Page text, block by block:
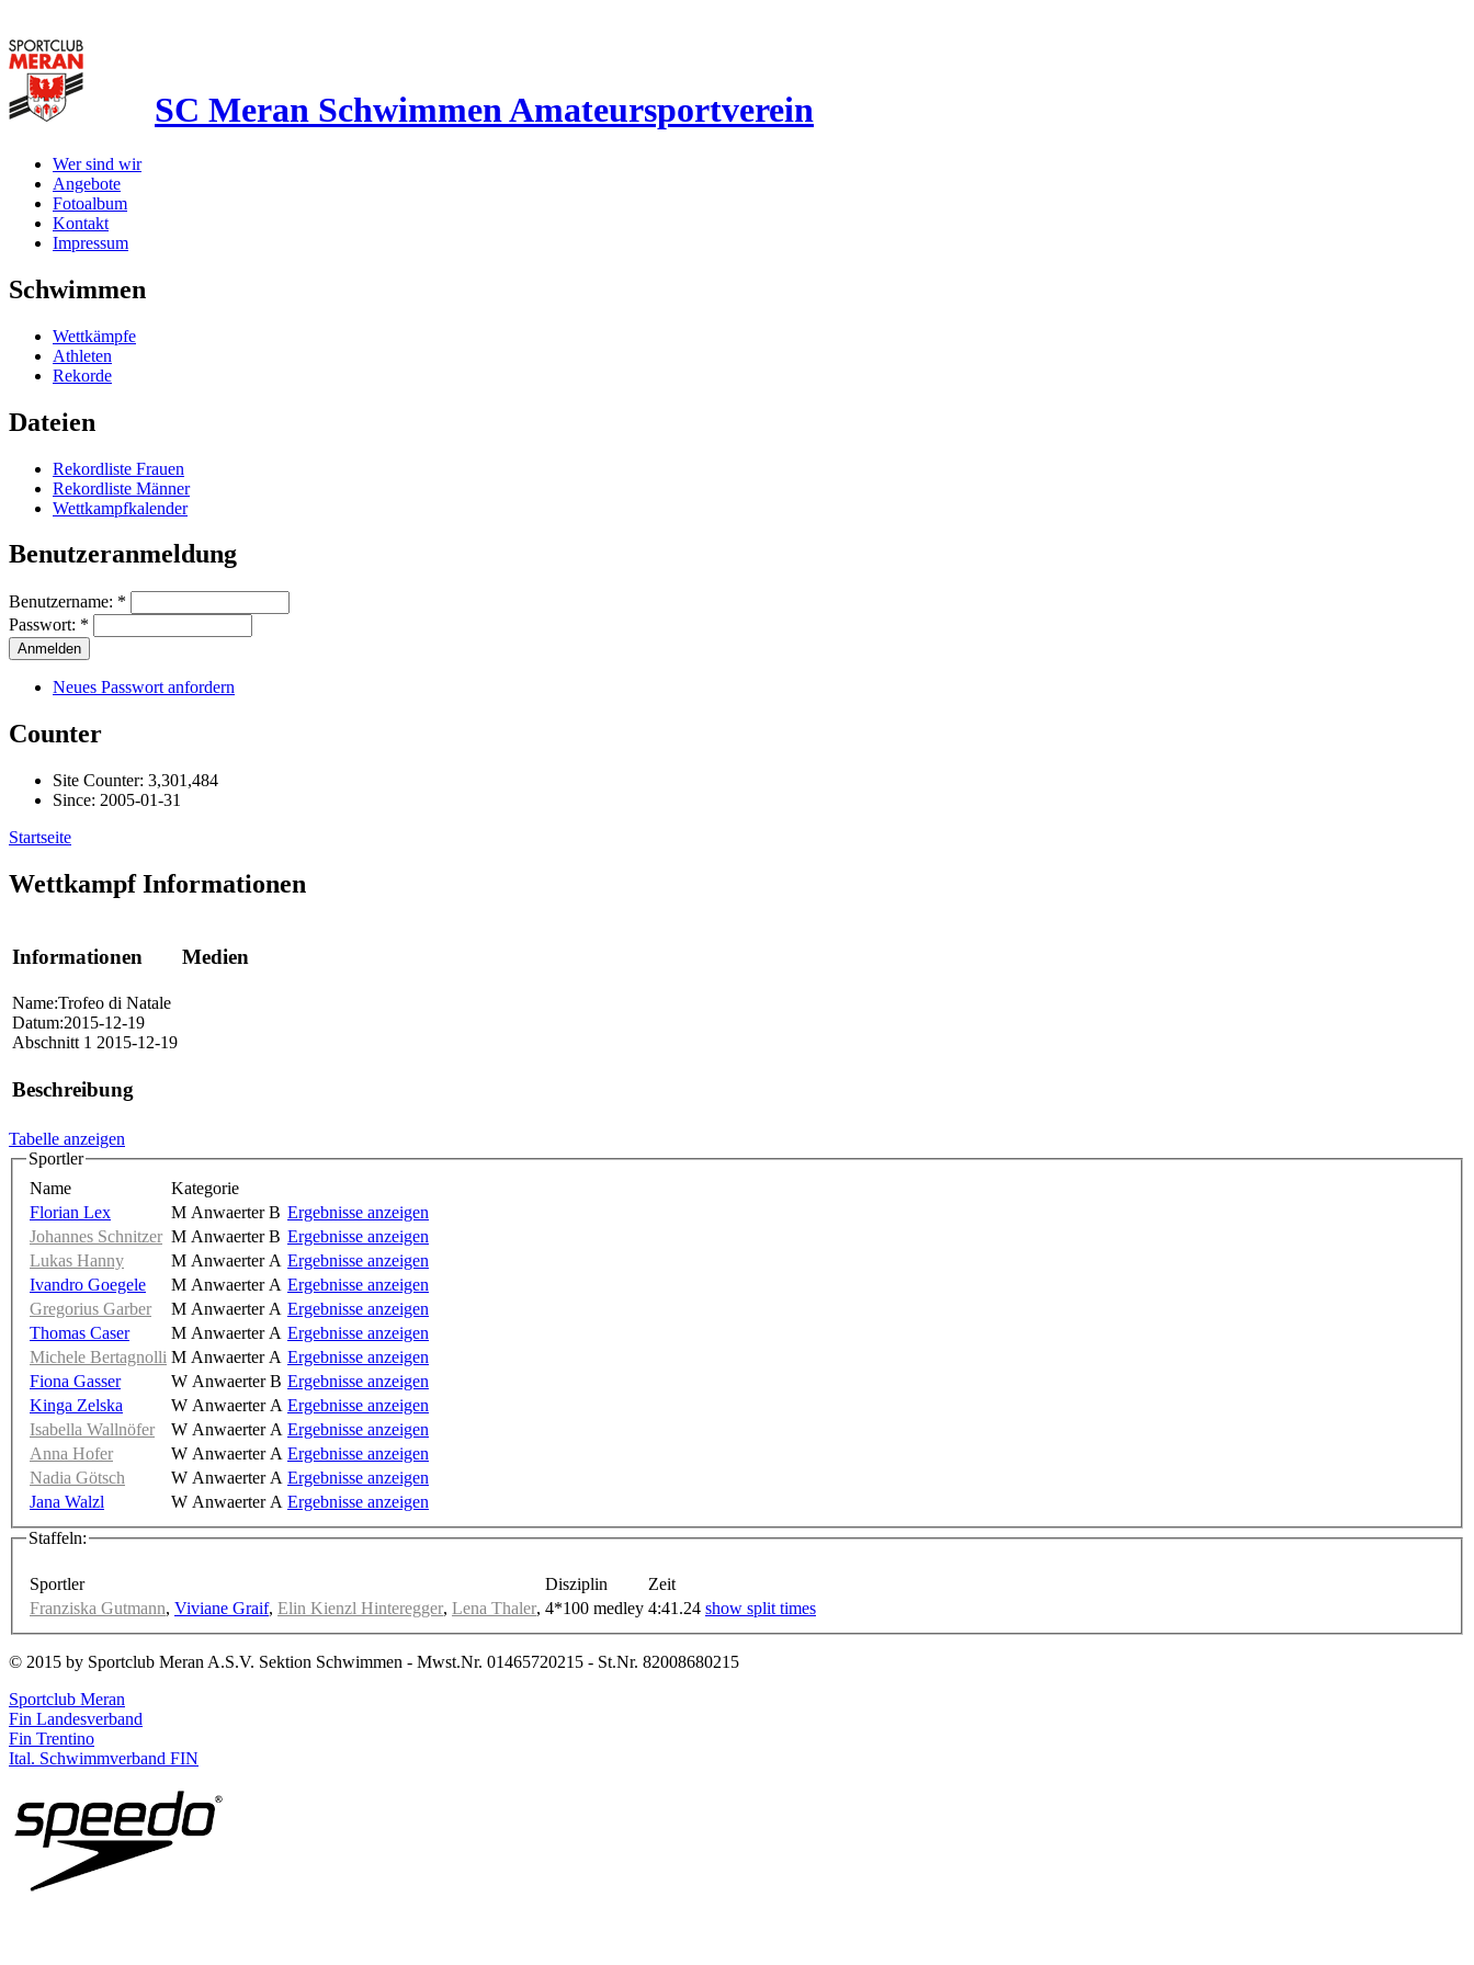
SC Meran SchwimmenAmateursportverein
Wer sind wir
Angebote
Fotoalbum
Kontakt
Impressum
Schwimmen
Wettkämpfe
Athleten
Rekorde
Dateien
Rekordliste Frauen
Rekordliste Männer
Wettkampfkalender
Benutzeranmeldung
Benutzername: *
Passwort: *
Neues Passwort anfordern
Counter
Site Counter: 3,301,484
Since: 2005-01-31
Startseite
Wettkampf Informationen
Informationen Medien
Name:Trofeo di Natale
Datum:2015-12-19
Abschnitt 1 2015-12-19
Beschreibung
Tabelle anzeigen
Sportler
Name
Kategorie
Florian Lex
M Anwaerter B Ergebnisse anzeigen
Johannes Schnitzer M Anwaerter B Ergebnisse anzeigen
Lukas Hanny
M Anwaerter A Ergebnisse anzeigen
Ivandro Goegele
M Anwaerter A Ergebnisse anzeigen
Gregorius Garber
M Anwaerter A Ergebnisse anzeigen
Thomas Caser
M Anwaerter A Ergebnisse anzeigen
Michele Bertagnolli M Anwaerter A Ergebnisse anzeigen
Fiona Gasser
W Anwaerter B Ergebnisse anzeigen
Kinga Zelska
W Anwaerter A Ergebnisse anzeigen
Isabella Wallnöfer
W Anwaerter A Ergebnisse anzeigen
Anna Hofer
W Anwaerter A Ergebnisse anzeigen
Nadia Götsch
W Anwaerter A Ergebnisse anzeigen
Jana Walzl
W Anwaerter A Ergebnisse anzeigen
Staffeln:
Sportler Disziplin
Zeit
Franziska Gutmann, Viviane Graif, Elin Kienzl Hinteregger, Lena Thaler, 4*100 medley 4:41.24 show split times
© 2015 by Sportclub Meran A.S.V. Sektion Schwimmen - Mwst.Nr. 01465720215 - St.Nr. 82008680215
Sportclub Meran
Fin Landesverband
Fin Trentino
Ital. Schwimmverband FIN